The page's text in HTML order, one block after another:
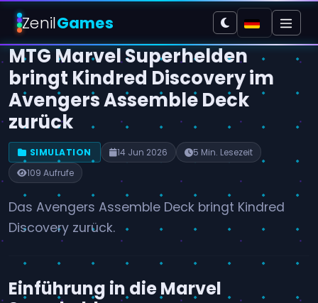
ZenilGames
MTG Marvel Superhelden
bringt Kindred Discovery im
Avengers Assemble Deck
zurück
SIMULATION 14 Jun 2026
5 Min. Lesezeit
109 Aufrufe
Das Avengers Assemble Deck bringt Kindred
Discovery zurück.
Einführung in die Marvel